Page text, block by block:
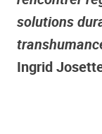
solutions
Ingrid